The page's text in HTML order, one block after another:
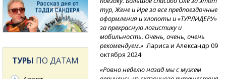
тур, Жене и Ире за все предпоездочные
оформления и хлопоты и «ТУРЛИДЕРУ»
за прекрасную логистику и
мобильность. Очень, очень, очень
рекомендуем.» Лариса и Александр 09
октября 2024
«Ровно неделю назад мы с мужем
ТУРЫ ПО ДАТАМ